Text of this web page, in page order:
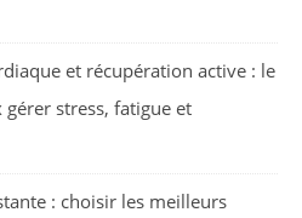
et récupération active : le
stress, fatigue et
: choisir les meilleurs